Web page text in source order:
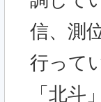
信、測
行って
「北